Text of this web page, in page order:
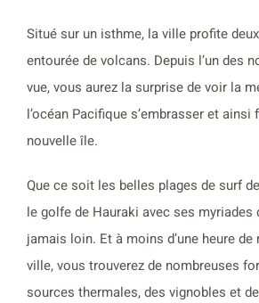
Situé sur un isthme, la ville profite
entourée de volcans. Depuis l’un des
vue, vous aurez la surprise de voir la
l’océan Pacifique s’embrasser et ainsi
nouvelle île.
Que ce soit les belles plages de surf
le golfe de Hauraki avec ses myriades
jamais loin. Et à moins d’une heure
ville, vous trouverez de nombreuses
sources thermales, des vignobles et